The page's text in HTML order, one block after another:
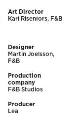
Art Director
Karl Risenfors, F&B
Designer
Martin Joelsson,
F&B
Production
company
F&B Studios
Producer
Lea